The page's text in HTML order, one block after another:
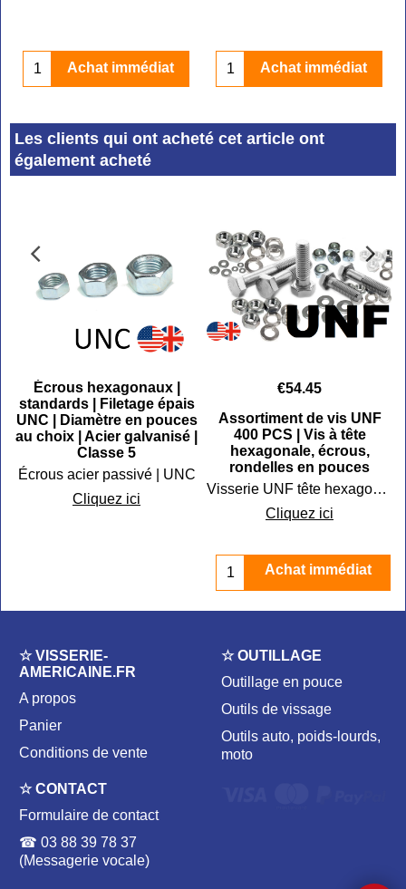
Achat immédiat Achat immédiat
Les clients qui ont acheté cet article ont
également acheté
Écrous hexagonaux |
standards | Filetage épais
UNC | Diamètre en pouces
au choix | Acier galvanisé |
Classe 5
Écrous acier passivé | UNC
Cliquez ici
€54.45
Assortiment de vis UNF
400 PCS | Vis à tête
hexagonale, écrous,
rondelles en pouces
Visserie UNF tête hexagonale en sachet
Cliquez ici
Achat immédiat
☆ VISSERIE-
AMERICAINE.FR
A propos
Panier
Conditions de vente
☆ OUTILLAGE
Outillage en pouce
Outils de vissage
Outils auto, poids-lourds,
moto
☆ CONTACT
Formulaire de contact
☎ 03 88 39 78 37
(Messagerie vocale)